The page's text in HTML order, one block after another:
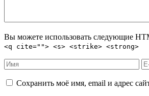
Вы можете использовать следующие
<q cite=""> <s> <strike> <strong>
Сохранить моё имя, email и адрес